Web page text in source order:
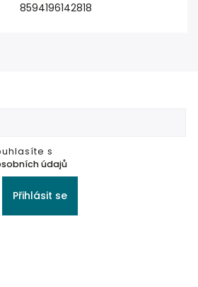
8594196142818
s
údajů
Přihlásit se